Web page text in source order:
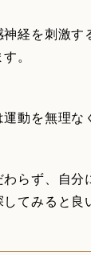
経を刺激す
。
動を無理な
らず、自分
てみると良